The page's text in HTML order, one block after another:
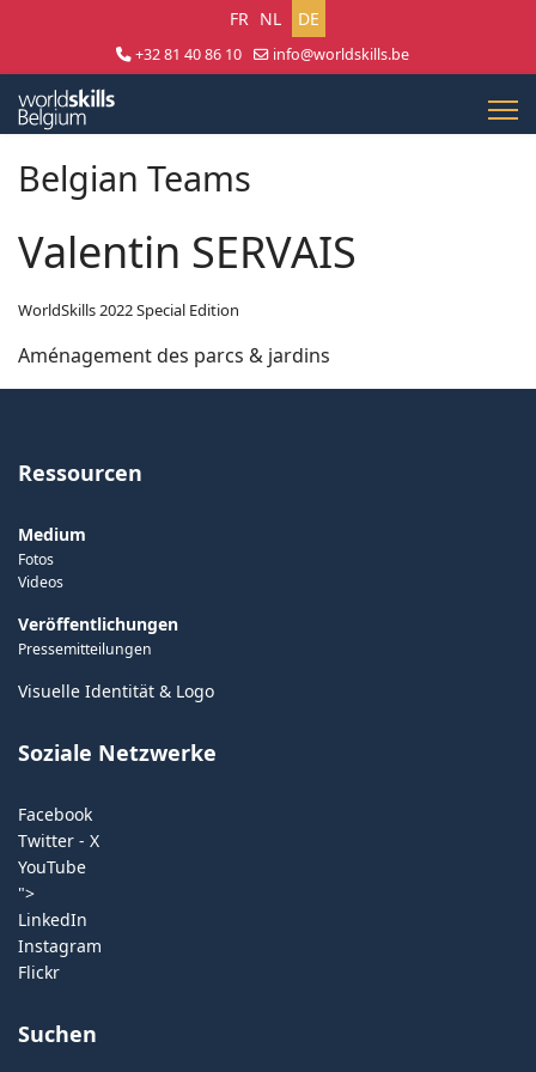
Sprache auswählen
FR NL DE
+32 81 40 86 10
info@worldskills.be
Belgian Teams
Valentin SERVAIS
WorldSkills 2022 Special Edition
Aménagement des parcs & jardins
Ressourcen
Medium
Fotos
Videos
Veröffentlichungen
Pressemitteilungen
Visuelle Identität & Logo
Soziale Netzwerke
Facebook
Twitter - X
YouTube
">
LinkedIn
Instagram
Flickr
Suchen